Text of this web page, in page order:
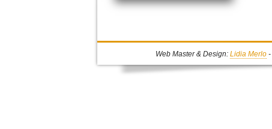
Web Master & Design: Lidia Merlo-